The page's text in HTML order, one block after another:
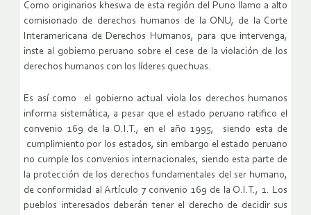
Como originarios kheswa de esta región del Puno llamo a alto
comisionado de derechos humanos de la ONU, de la Corte
Interamericana de Derechos Humanos, para que intervenga,
inste al gobierno peruano sobre el cese de la violación de los
derechos humanos con los líderes quechuas.
Es así como el gobierno actual viola los derechos humanos
informa sistemática, a pesar que el estado peruano ratifico el
convenio 169 de la O.I.T., en el año 1995, siendo esta de
cumplimiento por los estados, sin embargo el estado peruano
no cumple los convenios internacionales, siendo esta parte de
la protección de los derechos fundamentales del ser humano,
de conformidad al Artículo 7 convenio 169 de la O.I.T., 1. Los
pueblos interesados deberán tener el derecho de decidir sus